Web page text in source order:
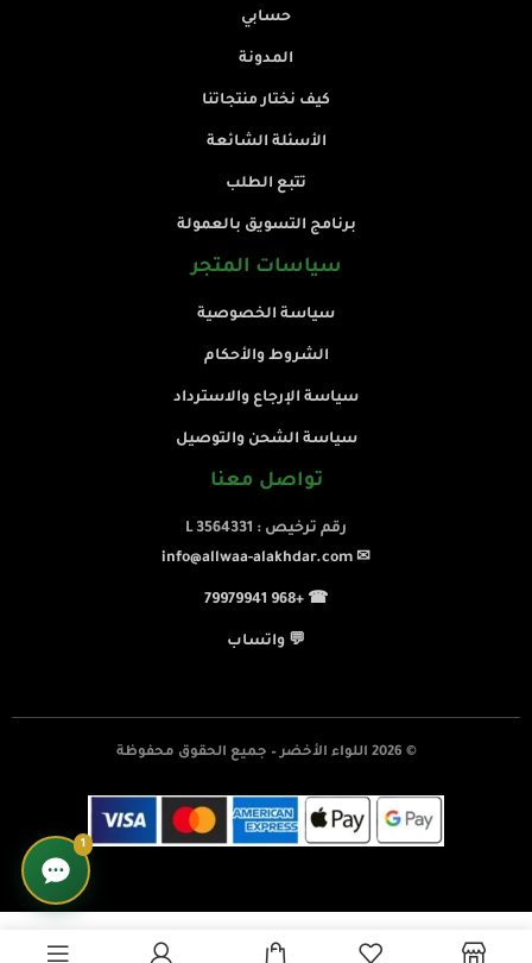
حسابي
المدونة
كيف نختار منتجاتنا
الأسئلة الشائعة
تتبع الطلب
برنامج التسويق بالعمولة
سياسات المتجر
سياسة الخصوصية
الشروط والأحكام
سياسة الإرجاع والاسترداد
سياسة الشحن والتوصيل
تواصل معنا
رقم ترخيص : L 3564331
✉ info@allwaa-alakhdar.com
☎ +968 79979941
💬 واتساب
© 2026 اللواء الأخضر – جميع الحقوق محفوظة
1